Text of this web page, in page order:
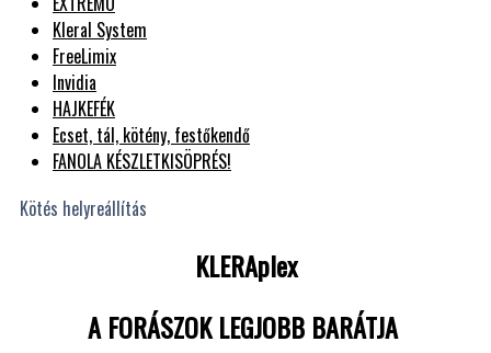
Kleral System
FreeLimix
Invidia
HAJKEFÉK
Ecset, tál, kötény, festőkendő
FANOLA KÉSZLETKISÖPRÉS!
Kötés helyreállítás
KLERAplex
A FORÁSZOK LEGJOBB BARÁTJA